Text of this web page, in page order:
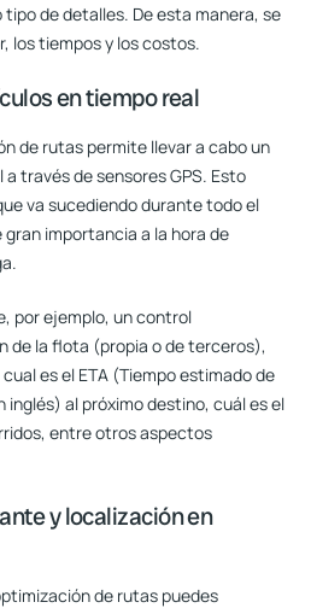
de detalles. De esta manera, se
los tiempos y los costos.
en tiempo real
de rutas permite llevar a cabo un
través de sensores GPS. Esto
va sucediendo durante todo el
importancia a la hora de
por ejemplo, un control
de la flota (propia o de terceros),
es el ETA (Tiempo estimado de
inglés) al próximo destino, cuál es el
entre otros aspectos
y localización en
de rutas puedes